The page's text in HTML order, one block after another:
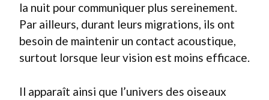
la nuit pour communiquer plus sereinement.
Par ailleurs, durant leurs migrations, ils ont
besoin de maintenir un contact acoustique,
surtout lorsque leur vision est moins efficace.
Il apparaît ainsi que l’univers des oiseaux